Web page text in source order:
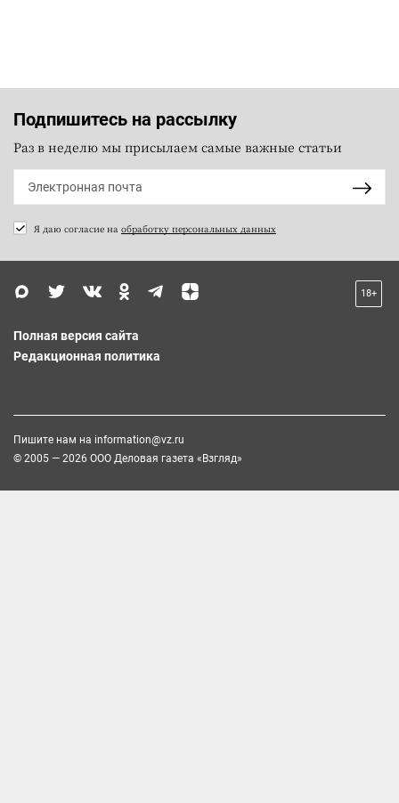
Подпишитесь на рассылку
Раз в неделю мы присылаем самые важные статьи
Я даю согласие на обработку персональных данных
18+
Полная версия сайта
Редакционная политика
Пишите нам на information@vz.ru
© 2005 — 2026 ООО Деловая газета «Взгляд»